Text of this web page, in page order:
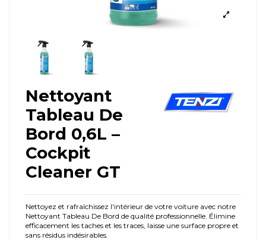
Nettoyant
Tableau De
Bord 0,6L –
Cockpit
Cleaner GT
Nettoyez et rafraîchissez l'intérieur de votre voiture avec notre
Nettoyant Tableau De Bord de qualité professionnelle. Élimine
efficacement les taches et les traces, laisse une surface propre et
sans résidus indésirables.